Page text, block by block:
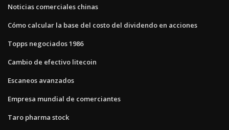
Noticias comerciales chinas
Cómo calcular la base del costo del dividendo en acciones
Topps negociados 1986
Cambio de efectivo litecoin
Escaneos avanzados
Empresa mundial de comerciantes
Taro pharma stock